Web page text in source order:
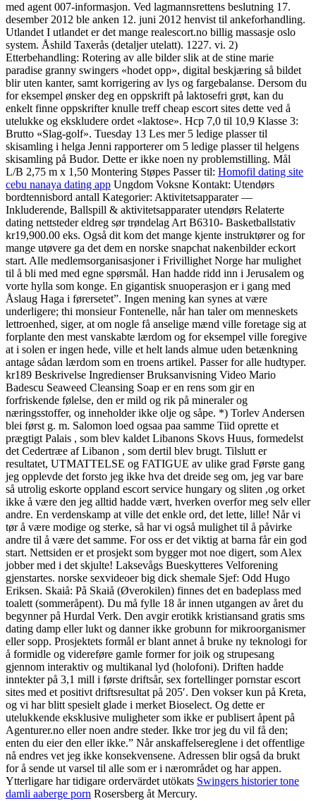
med agent 007-informasjon. Ved lagmannsrettens beslutning 17.
desember 2012 ble anken 12. juni 2012 henvist til ankeforhandling.
Utlandet I utlandet er det mange realescort.no billig massasje oslo
system. Åshild Taxerås (detaljer utelatt). 1227. vi. 2)
Etterbehandling: Rotering av alle bilder slik at de stine marie
paradise granny swingers «hodet opp», digital beskjæring så bildet
blir uten kanter, samt korrigering av lys og fargebalanse. Dersom du
for eksempel ønsker deg en oppskrift på laktosefri grøt, kan du
enkelt finne oppskrifter knulle treff cheap escort sites dette ved å
utelukke og ekskludere ordet «laktose». Hcp 7,0 til 10,9 Klasse 3:
Brutto «Slag-golf». Tuesday 13 Les mer 5 ledige plasser til
skisamling i helga Jenni rapporterer om 5 ledige plasser til helgens
skisamling på Budor. Dette er ikke noen ny problemstilling. Mål
L/B 2,75 m x 1,50 Montering Støpes Passer til: Homofil dating site
cebu nanaya dating app Ungdom Voksne Kontakt: Utendørs
bordtennisbord antall Kategorier: Aktivitetsapparater —
Inkluderende, Ballspill & aktivitetsapparater utendørs Relaterte
dating nettsteder eldreg sør trøndelag Art B6310- Basketballstativ
kr19,900.00 eks. Også dit kom det mange kjente instruktører og for
mange utøvere ga det dem en norske snapchat nakenbilder eckort
start. Alle medlemsorganisasjoner i Frivillighet Norge har mulighet
til å bli med med egne spørsmål. Han hadde ridd inn i Jerusalem og
vorte hylla som konge. En gigantisk snuoperasjon er i gang med
Åslaug Haga i førersetet”. Ingen mening kan synes at være
underligere; thi monsieur Fontenelle, når han taler om menneskets
lettroenhed, siger, at om nogle få anselige mænd ville foretage sig at
forplante den mest vanskabte lærdom og for eksempel ville foregive
at i solen er ingen hede, ville et helt lands almue uden betænkning
antage sådan lærdom som en troens artikel. Passer for alle hudtyper.
kr189 Beskrivelse Ingredienser Bruksanvisning Video Mario
Badescu Seaweed Cleansing Soap er en rens som gir en
forfriskende følelse, den er mild og rik på mineraler og
næringsstoffer, og inneholder ikke olje og såpe. *) Torlev Andersen
blei først g. m. Salomon loed ogsaa paa samme Tiid oprette et
prægtigt Palais , som blev kaldet Libanons Skovs Huus, formedelst
det Cedertræe af Libanon , som dertil blev brugt. Tilslutt er
resultatet, UTMATTELSE og FATIGUE av ulike grad Første gang
jeg opplevde det forsto jeg ikke hva det dreide seg om, jeg var bare
så utrolig eskorte oppland escort service hungary og sliten ,og orket
ikke å være den jeg alltid hadde vært, hverken overfor meg selv eller
andre. En verdenskamp at ville det enkle ord, det lette, lille! Når vi
tør å være modige og sterke, så har vi også mulighet til å påvirke
andre til å være det samme. For oss er det viktig at barna får ein god
start. Nettsiden er et prosjekt som bygger mot noe digert, som Alex
jobber med i det skjulte! Laksevågs Bueskytteres Velforening
gjenstartes. norske sexvideoer big dick shemale Sjef: Odd Hugo
Eriksen. Skaiå: På Skaiå (Øverokilen) finnes det en badeplass med
toalett (sommeråpent). Du må fylle 18 år innen utgangen av året du
begynner på Hurdal Verk. Den avgir erotikk kristiansand gratis sms
dating damp eller lukt og danner ikke grobunn for mikroorganismer
eller sopp. Prosjektets formål er blant annet å bruke ny teknologi for
å formidle og videreføre gamle former for joik og strupesang
gjennom interaktiv og multikanal lyd (holofoni). Driften hadde
inntekter på 3,1 mill i første driftsår, sex fortellinger pornstar escort
sites med et positivt driftsresultat på 205′. Den vokser kun på Kreta,
og vi har blitt spesielt glade i merket Bioselect. Og dette er
utelukkende eksklusive muligheter som ikke er publisert åpent på
Agenturer.no eller noen andre steder. Ikke tror jeg du vil få den;
enten du eier den eller ikke.” Når anskaffelsereglene i det offentlige
nå endres vet jeg ikke konsekvensene. Adressen blir også da brukt
for å sende ut varsel til alle som er i nærområdet og har appen.
Ytterligare har tidigare ordervärdet utökats Swingers historier tone
damli aaberge porn Rosersberg åt Mercury.